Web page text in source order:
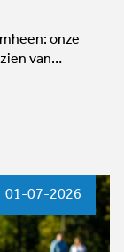
onze
van…
01-07-2026